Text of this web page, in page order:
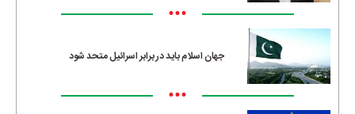
•••
جهان اسلام باید در برابر اسرائیل متحد شود
•••